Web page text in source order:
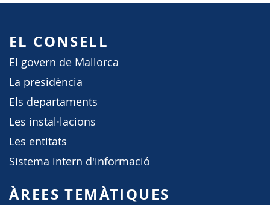
EL CONSELL
El govern de Mallorca
La presidència
Els departaments
Les instal·lacions
Les entitats
Sistema intern d'informació
ÀREES TEMÀTIQUES